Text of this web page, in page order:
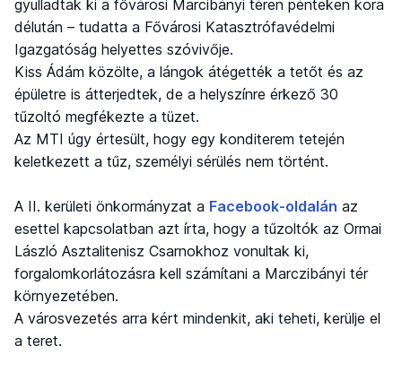
gyulladtak ki a fővárosi Marcibányi téren pénteken kora
délután – tudatta a Fővárosi Katasztrófavédelmi
Igazgatóság helyettes szóvivője.
Kiss Ádám közölte, a lángok átégették a tetőt és az
épületre is átterjedtek, de a helyszínre érkező 30
tűzoltó megfékezte a tüzet.
Az MTI úgy értesült, hogy egy konditerem tetején
keletkezett a tűz, személyi sérülés nem történt.
A II. kerületi önkormányzat a Facebook-oldalán az
esettel kapcsolatban azt írta, hogy a tűzoltók az Ormai
László Asztalitenisz Csarnokhoz vonultak ki,
forgalomkorlátozásra kell számítani a Marczibányi tér
környezetében.
A városvezetés arra kért mindenkit, aki teheti, kerülje el
a teret.